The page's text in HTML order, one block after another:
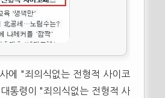
에 "죄의식없는 전형적 사이코
통령이 "죄의식없는 전형적 사